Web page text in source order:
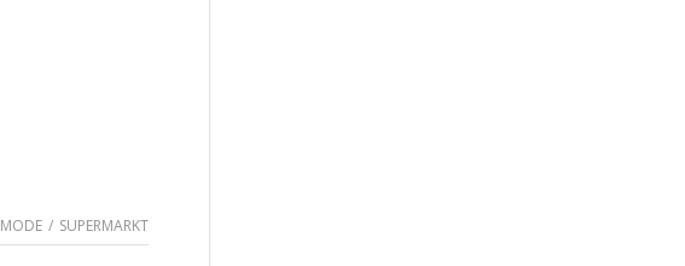
MODE / SUPERMARKT